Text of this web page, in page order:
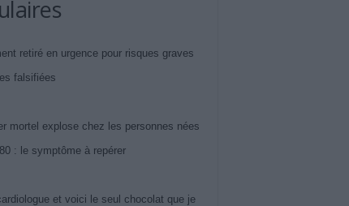
retiré en urgence pour risques graves
falsifiées
mortel explose chez les personnes nées
: le symptôme à repérer
et voici le seul chocolat que je